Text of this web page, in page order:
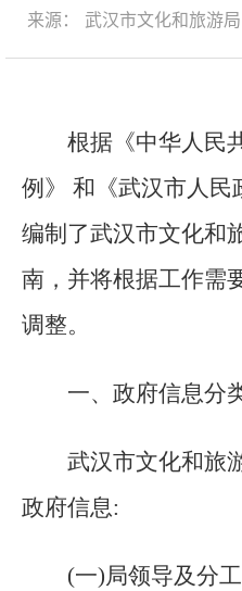
来源： 武汉市文化和旅游局
根据《中华人民
例》
和《武汉市人民
编制了武汉市文化和
南，并将根据工作需
调整。
一、政府信息分
武汉市文化和旅
政府信息:
(一)局领导及分